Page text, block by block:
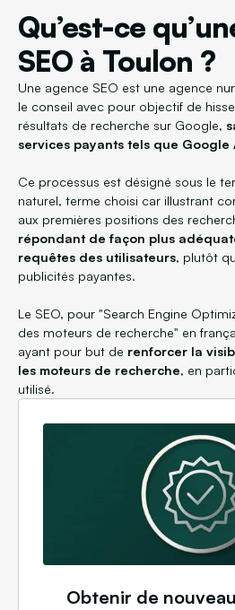
Qu’est-ce
SEO à Toulon ?
Une agence SEO est une agence
le conseil avec pour objectif de
résultats de recherche sur Google,
services payants tels que Google
Ce processus est désigné sous le
naturel, terme choisi car illustrant
aux premières positions des
répondant de façon plus
requêtes des utilisateurs, plutôt
publicités payantes.
Le SEO, pour "Search Engine
des moteurs de recherche" en
ayant pour but de renforcer la
les moteurs de recherche, en
utilisé.
Obtenir de